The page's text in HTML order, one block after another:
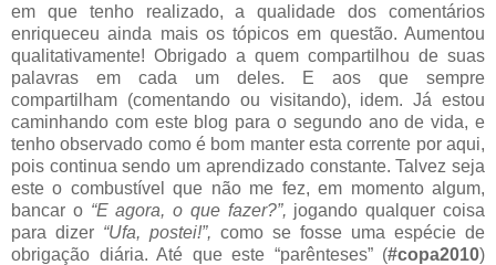
em que tenho realizado, a qualidade dos comentários
enriqueceu ainda mais os tópicos em questão. Aumentou
qualitativamente! Obrigado a quem compartilhou de suas
palavras em cada um deles. E aos que sempre
compartilham (comentando ou visitando), idem. Já estou
caminhando com este blog para o segundo ano de vida, e
tenho observado como é bom manter esta corrente por aqui,
pois continua sendo um aprendizado constante. Talvez seja
este o combustível que não me fez, em momento algum,
bancar o “E agora, o que fazer?”, jogando qualquer coisa
para dizer “Ufa, postei!”, como se fosse uma espécie de
obrigação diária. Até que este “parênteses” (#copa2010)